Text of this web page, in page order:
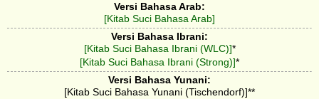
Versi Bahasa Arab:
[Kitab Suci Bahasa Arab]
Versi Bahasa Ibrani:
[Kitab Suci Bahasa Ibrani (WLC)]*
[Kitab Suci Bahasa Ibrani (Strong)]*
Versi Bahasa Yunani:
[Kitab Suci Bahasa Yunani (Tischendorf)]**